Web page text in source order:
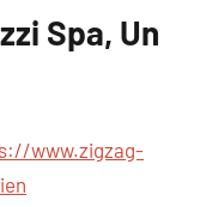
Spa, Un
www.zigzag-